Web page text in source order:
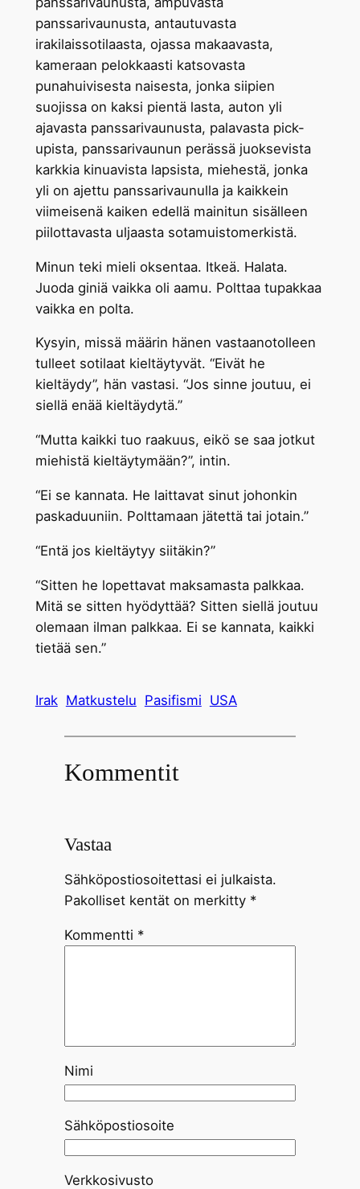
panssarivaunusta, antautuvasta
irakilaissotilaasta, ojassa makaavasta,
kameraan pelokkaasti katsovasta
punahuivisesta naisesta, jonka siipien
suojissa on kaksi pientä lasta, auton yli
ajavasta panssarivaunusta, palavasta pick-
upista, panssarivaunun perässä juoksevista
karkkia kinuavista lapsista, miehestä, jonka
yli on ajettu panssarivaunulla ja kaikkein
viimeisenä kaiken edellä mainitun sisälleen
piilottavasta uljaasta sotamuistomerkistä.
Minun teki mieli oksentaa. Itkeä. Halata.
Juoda giniä vaikka oli aamu. Polttaa tupakkaa
vaikka en polta.
Kysyin, missä määrin hänen vastaanotolleen
tulleet sotilaat kieltäytyvät. “Eivät he
kieltäydy”, hän vastasi. “Jos sinne joutuu, ei
siellä enää kieltäydytä.”
“Mutta kaikki tuo raakuus, eikö se saa jotkut
miehistä kieltäytymään?”, intin.
“Ei se kannata. He laittavat sinut johonkin
paskaduuniin. Polttamaan jätettä tai jotain.”
“Entä jos kieltäytyy siitäkin?”
“Sitten he lopettavat maksamasta palkkaa.
Mitä se sitten hyödyttää? Sitten siellä joutuu
olemaan ilman palkkaa. Ei se kannata, kaikki
tietää sen.”
Irak Matkustelu Pasifismi USA
Kommentit
Vastaa
Sähköpostiosoitettasi ei julkaista.
Pakolliset kentät on merkitty *
Kommentti *
Nimi
Sähköpostiosoite
Verkkosivusto